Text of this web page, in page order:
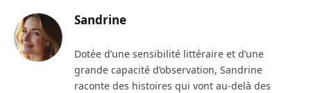
Sandrine
Dotée d’une sensibilité littéraire et d’une
grande capacité d’observation, Sandrine
raconte des histoires qui vont au-delà des